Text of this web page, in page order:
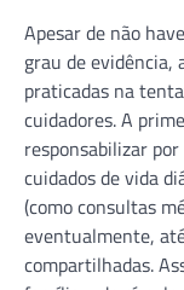
Apesar de não
grau de evidência,
praticadas na
cuidadores. A
responsabilizar
cuidados de vida
(como consultas
eventualmente,
compartilhadas.